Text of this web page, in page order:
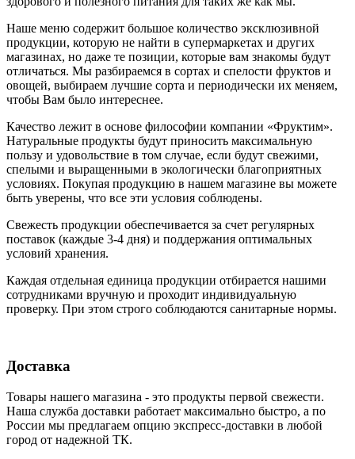
Наше меню содержит большое количество эксклюзивной
продукции, которую не найти в супермаркетах и других
магазинах, но даже те позиции, которые вам знакомы будут
отличаться. Мы разбираемся в сортах и спелости фруктов и
овощей, выбираем лучшие сорта и периодически их меняем,
чтобы Вам было интереснее.
Качество лежит в основе философии компании «Фруктим».
Натуральные продукты будут приносить максимальную
пользу и удовольствие в том случае, если будут свежими,
cпелыми и выращенными в экологически благоприятных
условиях. Покупая продукцию в нашем магазине вы можете
быть уверены, что все эти условия соблюдены.
Свежесть продукции обеспечивается за счет регулярных
поставок (каждые 3-4 дня) и поддержания оптимальных
условий хранения.
Каждая отдельная единица продукции отбирается нашими
сотрудниками вручную и проходит индивидуальную
проверку. При этом строго соблюдаются санитарные нормы.
Доставка
Товары нашего магазина - это продукты первой свежести.
Наша служба доставки работает максимально быстро, а по
России мы предлагаем опцию экспресс-доставки в любой
город от надежной ТК.